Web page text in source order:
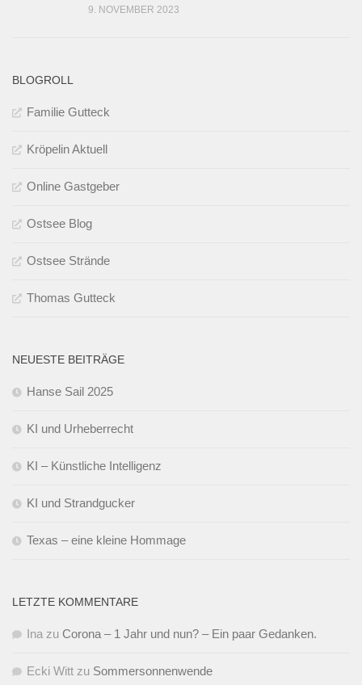
9. NOVEMBER 2023
BLOGROLL
Familie Gutteck
Kröpelin Aktuell
Online Gastgeber
Ostsee Blog
Ostsee Strände
Thomas Gutteck
NEUESTE BEITRÄGE
Hanse Sail 2025
KI und Urheberrecht
KI – Künstliche Intelligenz
KI und Strandgucker
Texas – eine kleine Hommage
LETZTE KOMMENTARE
Ina zu Corona – 1 Jahr und nun? – Ein paar Gedanken.
Ecki Witt zu Sommersonnenwende